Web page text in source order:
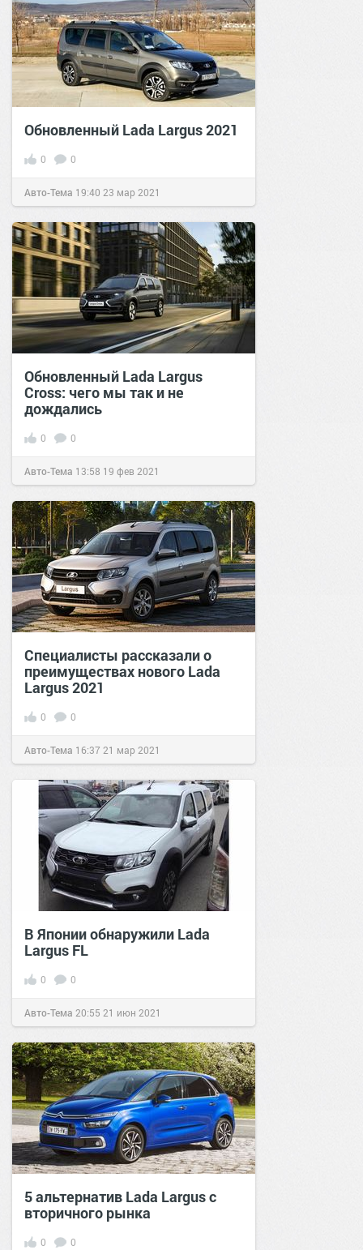
Обновленный Lada Largus 2021
0 0
Авто-Тема 19:40 23 мар 2021
Обновленный Lada Largus
Cross: чего мы так и не
дождались
0 0
Авто-Тема 13:58 19 фев 2021
Специалисты рассказали о
преимуществах нового Lada
Largus 2021
0 0
Авто-Тема 16:37 21 мар 2021
В Японии обнаружили Lada
Largus FL
0 0
Авто-Тема 20:55 21 июн 2021
5 альтернатив Lada Largus с
вторичного рынка
0 0